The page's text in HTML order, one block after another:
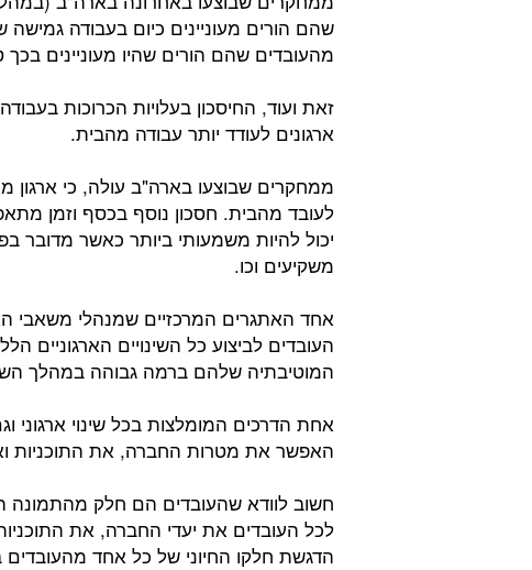
מהעובדים שהם הורים שהיו מעוניינים
זאת ועוד, החיסכון בעלויות הכרוכות
ארגונים לעודד יותר עבודה מהבית.
לעובד מהבית. חסכון נוסף בכסף וזמן
יכול להיות משמעותי ביותר כאשר מדובר
משקיעים וכו.
אחד האתגרים המרכזיים שמנהלי משאבי
העובדים לביצוע כל השינויים הארגוניים
המוטיבתיה שלהם ברמה גבוהה במהלך
אחת הדרכים המומלצות בכל שינוי
האפשר את מטרות החברה, את התוכניות
חשוב לוודא שהעובדים הם חלק מהתמונה
לכל העובדים את יעדי החברה, את
הדגשת חלקו החיוני של כל אחד